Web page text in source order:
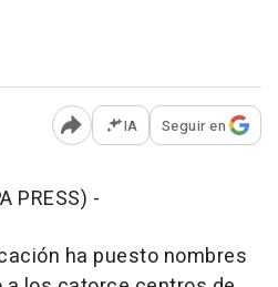
Abrir opciones para
IA Seguir en
PRESS) -
ha puesto nombres